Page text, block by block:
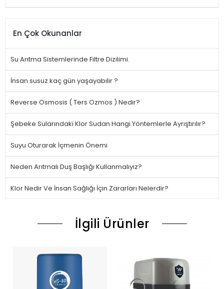
En Çok Okunanlar
Su Arıtma Sistemlerinde Filtre Dizilimi.
İnsan susuz kaç gün yaşayabilir ?
Reverse Osmosis ( Ters Ozmos ) Nedir?
Şebeke Sularındaki Klor Sudan Hangi Yöntemlerle Ayrıştırılır?
Suyu Oturarak İçmenin Önemi
Neden Arıtmalı Duş Başlığı Kullanmalıyız?
Klor Nedir Ve İnsan Sağlığı İçin Zararları Nelerdir?
İlgili Ürünler